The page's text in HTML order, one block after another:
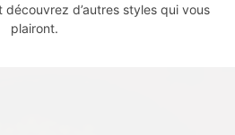
découvrez d’autres styles qui vous
plairont.